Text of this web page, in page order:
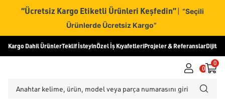
“Ücretsiz Kargo Etiketli Ürünleri Keşfedin” | “Seçili
Ürünlerde Ücretsiz Kargo”
Kargo Dahil ÜrünlerTeklif İsteyinÖzel İş KıyafetleriProjeler & ReferanslarDijital
0
0